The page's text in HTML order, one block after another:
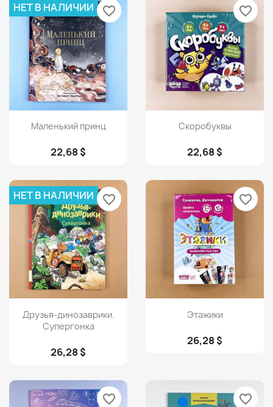
Просмотр
Маленький принц
22,68 $
НЕТ В НАЛИЧИИ favorite_border
Просмотр
Скоробуквы
22,68 $
favorite_border
Просмотр
Друзья-динозаврики.
Супергонка
26,28 $
НЕТ В НАЛИЧИИ favorite_border
Просмотр
Этажики
26,28 $
favorite_border
favorite_border favorite_border